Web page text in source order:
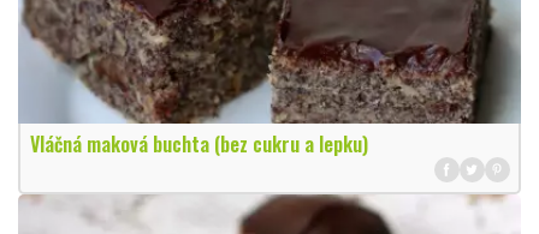
Vláčná maková buchta (bez cukru a lepku)